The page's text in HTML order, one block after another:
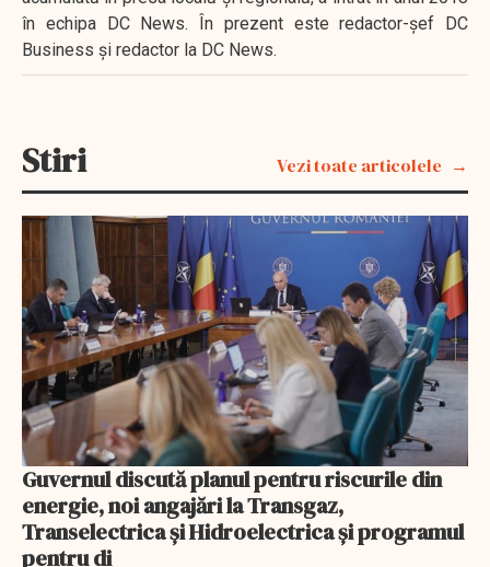
în echipa DC News. În prezent este redactor-şef DC
Business şi redactor la DC News.
Stiri Vezi toate articolele
Guvernul discută planul pentru riscurile din
energie, noi angajări la Transgaz,
Transelectrica și Hidroelectrica și programul
pentru di